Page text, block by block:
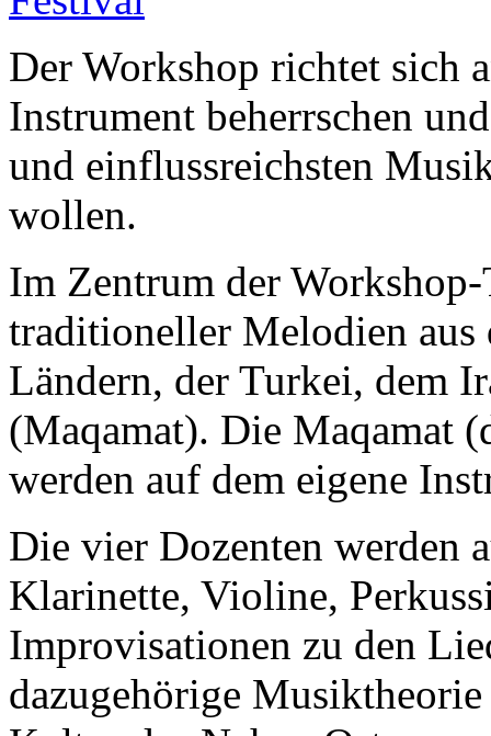
Der Workshop richtet sich
Instrument beherrschen
und einflussreichsten
wollen.
Im Zentrum der Workshop-
traditioneller Melodien aus
Ländern, der Turkei, dem
(Maqamat). Die Maqamat
werden auf dem eigene
Die vier Dozenten werden
Klarinette, Violine,
Improvisationen zu den
dazugehörige